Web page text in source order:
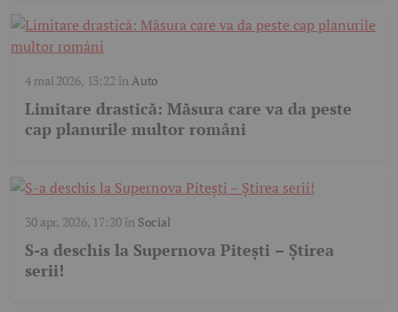
4 mai 2026, 13:22 înAuto
Limitare drastică: Măsura care va da peste
cap planurile multor români
30 apr. 2026, 17:20în Social
S-a deschis la Supernova Pitești – Știrea
serii!